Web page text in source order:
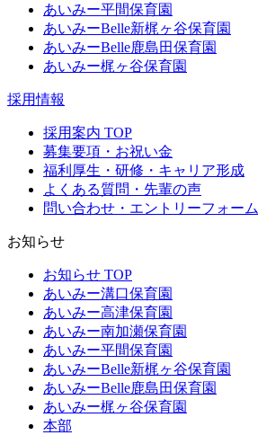
あいみー平間保育園
あいみーBelle新梶ヶ谷保育園
あいみーBelle鹿島田保育園
あいみー梶ヶ谷保育園
採用情報
採用案内 TOP
募集要項・お祝い金
福利厚生・研修・キャリア形成
よくある質問・先輩の声
問い合わせ・エントリーフォーム
お知らせ
お知らせ TOP
あいみー溝口保育園
あいみー高津保育園
あいみー南加瀬保育園
あいみー平間保育園
あいみーBelle新梶ヶ谷保育園
あいみーBelle鹿島田保育園
あいみー梶ヶ谷保育園
本部